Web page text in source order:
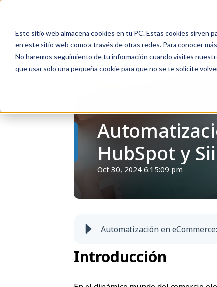
Este sitio web almacena cookies en tu PC. Estas cookies sirven
en este sitio web como a través de otras redes. Para conocer
No haremos seguimiento de tu información cuando visites
que usar solo una pequeña cookie para que no se te solicite
HubSpot y
Oct 30, 2024 6:15:09 pm
Automatización en
Introducción